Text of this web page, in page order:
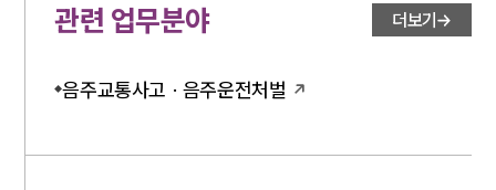
관련 업무분야 더보기
음주교통사고 · 음주운전처벌